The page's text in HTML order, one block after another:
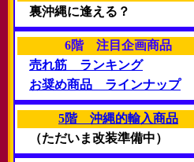
裏沖縄に逢える？
6階 注目企画商品
売れ筋 ランキング
お奨め商品 ラインナップ
5階 沖縄的輸入商品
（ただいま改装準備中）